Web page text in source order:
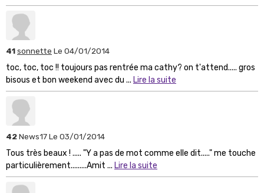
41sonnette Le 04/01/2014
toc, toc, toc !! toujours pas rentrée ma cathy? on t'attend..... gros
bisous et bon weekend avec du ... Lire la suite
42News17Le 03/01/2014
Tous très beaux ! ..... "Y a pas de mot comme elle dit....." me touche
particulièrement.........Amit ... Lire la suite